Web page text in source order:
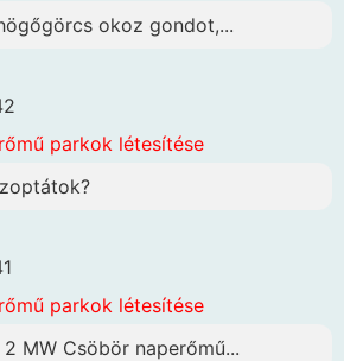
okoz gondot,...
parkok létesítése
parkok létesítése
MW Csöbör naperőmű...